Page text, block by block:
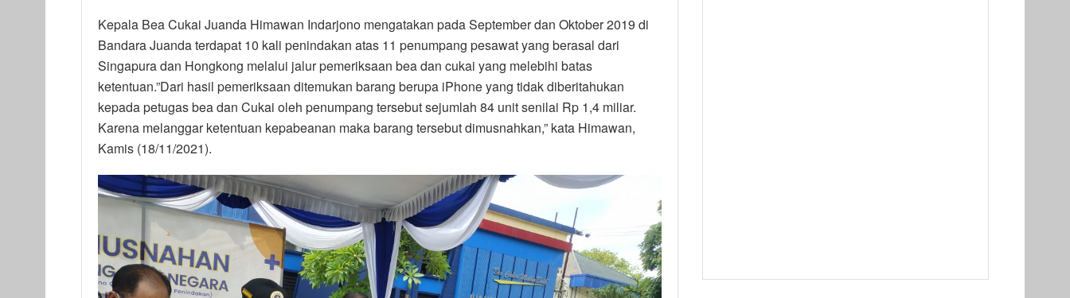
Kepala Bea Cukai Juanda Himawan Indarjono mengatakan pada September dan Oktober 2019 di
Bandara Juanda terdapat 10 kali penindakan atas 11 penumpang pesawat yang berasal dari
Singapura dan Hongkong melalui jalur pemeriksaan bea dan cukai yang melebihi batas
ketentuan.”Dari hasil pemeriksaan ditemukan barang berupa iPhone yang tidak diberitahukan
kepada petugas bea dan Cukai oleh penumpang tersebut sejumlah 84 unit senilai Rp 1,4 miliar.
Karena melanggar ketentuan kepabeanan maka barang tersebut dimusnahkan,” kata Himawan,
Kamis (18/11/2021).